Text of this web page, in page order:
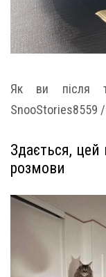
Як ви після
SnooStories8559
Здається, цей
розмови